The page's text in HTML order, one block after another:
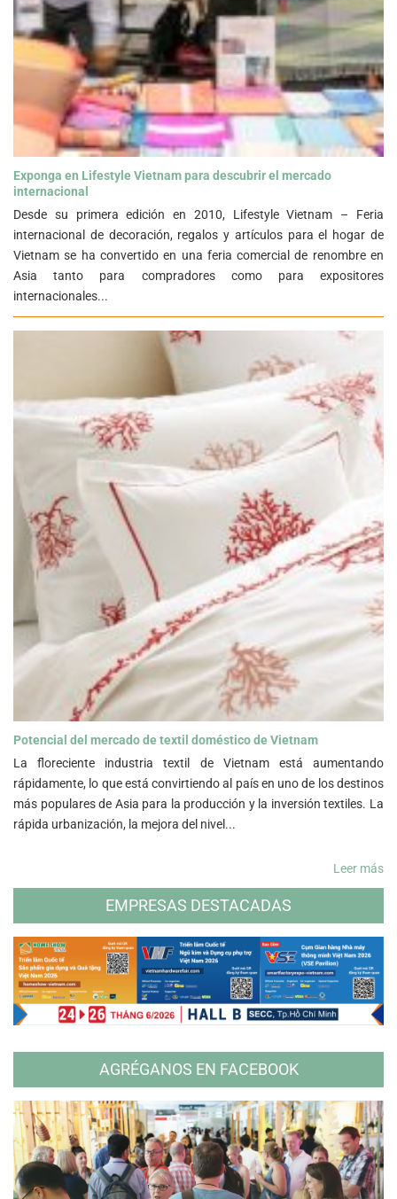
Exponga en Lifestyle Vietnam para descubrir el mercado
internacional">
Exponga en Lifestyle Vietnam para descubrir el mercado
internacional
Desde su primera edición en 2010, Lifestyle Vietnam – Feria
internacional de decoración, regalos y artículos para el hogar de
Vietnam se ha convertido en una feria comercial de renombre en
Asia tanto para compradores como para expositores
internacionales...
Potencial del mercado de textil doméstico de Vietnam">
Potencial del mercado de textil doméstico de Vietnam
La floreciente industria textil de Vietnam está aumentando
rápidamente, lo que está convirtiendo al país en uno de los destinos
más populares de Asia para la producción y la inversión textiles. La
rápida urbanización, la mejora del nivel...
Leer más
EMPRESAS DESTACADAS
AGRÉGANOS EN FACEBOOK